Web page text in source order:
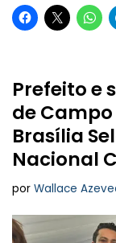
Prefeito e
de
Brasília
Nacional
por Wallace